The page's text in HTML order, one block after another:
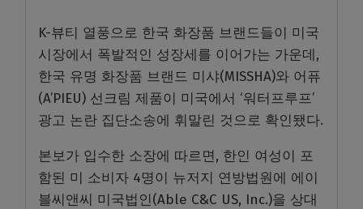
K-뷰티 열풍으로 한국 화장품 브랜드들이 미국
시장에서 폭발적인 성장세를 이어가는 가운데,
한국 유명 화장품 브랜드 미샤(MISSHA)와 어퓨
(A’PIEU) 선크림 제품이 미국에서 ‘워터프루프’
광고 논란 집단소송에 휘말린 것으로 확인됐다.
본보가 입수한 소장에 따르면, 한인 여성이 포
함된 미 소비자 4명이 뉴저지 연방법원에 에이
블씨앤씨 미국법인(Able C&C US, Inc.)을 상대